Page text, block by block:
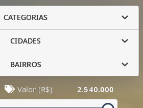
CATEGORIAS
CIDADES
BAIRROS
Valor (R$) 2.540.000